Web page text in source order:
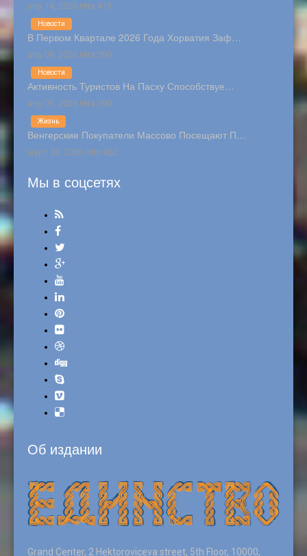
апр 14, 2026 Hits:413
В Первом Квартале 2026 Года Хорватия Заф…
апр 09, 2026 Hits:390
Новости
Активность Туристов На Пасху Способствуе…
апр 05, 2026 Hits:390
Новости
Венгерские Покупатели Массово Посещают П…
март 30, 2026 Hits:422
Жизнь
Мы в соцсетях
Об издании
Grand Center, 2 Hektoroviceva street, 5th Floor, 10000,